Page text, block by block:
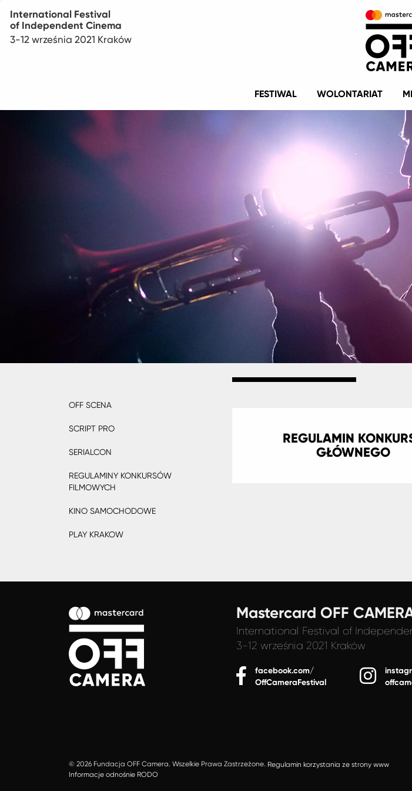
International Festival
of Independent Cinema
3-12 września 2021 Kraków
główne
FESTIWAL WOLONTARIAT
Wokół
festiwalu
menu
OFF SCENA
SCRIPT PRO
SERIALCON
REGULAMINY KONKURSÓW
FILMOWYCH
KINO SAMOCHODOWE
PLAY KRAKOW
REGULAMIN
GŁÓWNEGO
Mastercard OFF
International Festival of
3-12 września 2021 Kraków
facebook.com/
OffCameraFestival
© 2026 Fundacja OFF Camera. Wszelkie Prawa Zastrzeżone. Regulamin korzystania ze strony www
Informacje odnośnie RODO